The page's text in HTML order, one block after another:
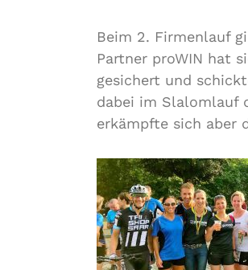
Beim 2. Firmenlauf
Partner proWIN hat
gesichert und
dabei im Slalomlauf
erkämpfte sich aber